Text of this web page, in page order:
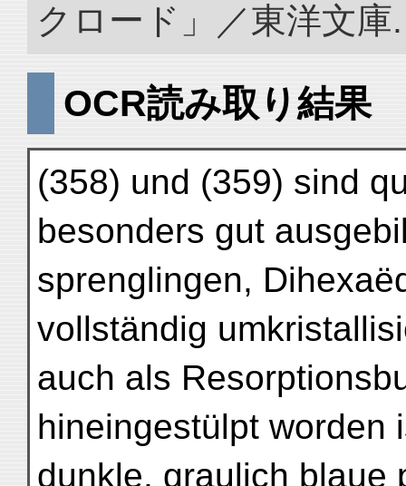
クロード」／東洋文
OCR読み取り結果
(358) und (359) sind
besonders gut
sprenglingen,
vollständig
auch als
hineingestülpt
dunkle, graulich